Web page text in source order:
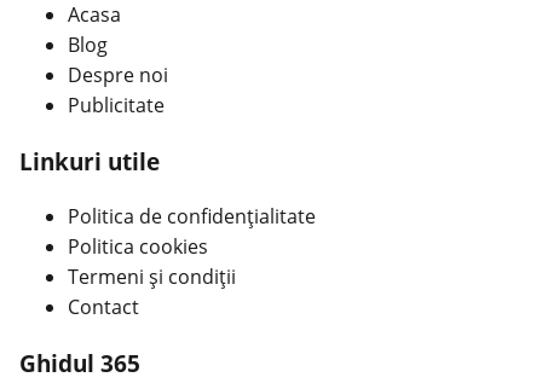
Acasa
Blog
Despre noi
Publicitate
Linkuri utile
Politica de confidențialitate
Politica cookies
Termeni și condiții
Contact
Ghidul 365